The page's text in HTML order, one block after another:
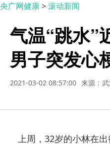
央广网健康>滚动新闻
气温“跳水
男子突发心
2021-03-02 08:57:00 来源：
上周，32岁的小林在出